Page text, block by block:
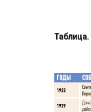
Таблица.